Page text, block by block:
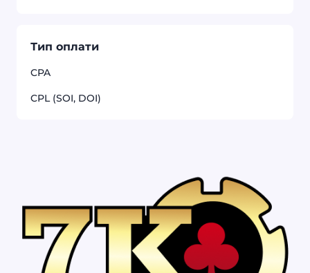
Тип оплати
CPA
CPL (SOI, DOI)